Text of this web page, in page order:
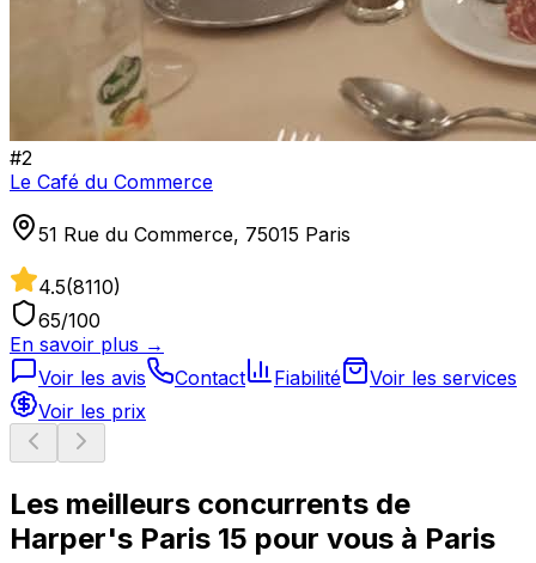
#2
Le Café du Commerce
51 Rue du Commerce, 75015 Paris
4.5(8110)
65/100
En savoir plus →
Voir les avis
Contact Fiabilité
Voir les services
Voir les prix
Les meilleurs concurrents de
Harper's Paris 15 pour vous à Paris